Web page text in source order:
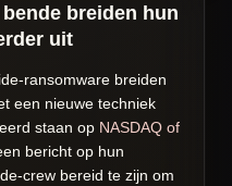
breiden hun
uit
ransomware breiden
een nieuwe techniek
staan op NASDAQ of
bericht op hun
crew bereid te zijn om